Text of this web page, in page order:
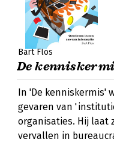
Bart Flos
De
In 'De kenniskermis'
gevaren van
organisaties. Hij laat
vervallen in